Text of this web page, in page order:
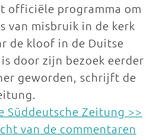
officiële programma om
van misbruik in de kerk
de kloof in de Duitse
door zijn bezoek eerder
geworden, schrijft de
Süddeutsche Zeitung >>
van de commentaren